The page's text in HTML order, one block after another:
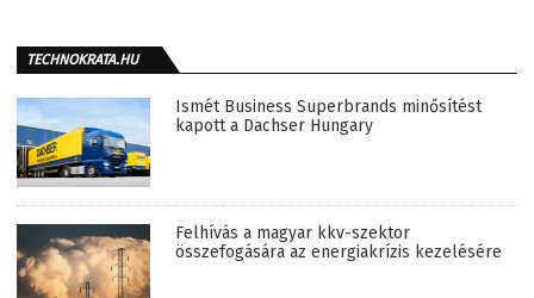
TECHNOKRATA.HU
Ismét Business Superbrands minősítést
kapott a Dachser Hungary
Felhívás a magyar kkv-szektor
összefogására az energiakrízis kezelésére